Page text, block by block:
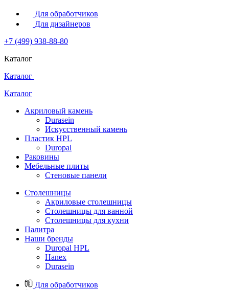
Для обработчиков
Для дизайнеров
+7 (499) 938-88-80
Каталог
Каталог
Каталог
Акриловый камень
Durasein
Искусственный камень
Пластик HPL
Duropal
Раковины
Мебельные плиты
Стеновые панели
Столешницы
Акриловые столешницы
Столешницы для ванной
Столешницы для кухни
Палитра
Наши бренды
Duropal HPL
Hanex
Durasein
Для обработчиков